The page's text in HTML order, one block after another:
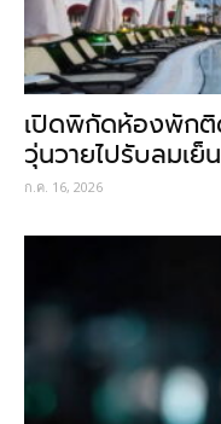
เปิดพิกัดห้องพักติ
วุ่นวายไปรับลมเย็
ก.ค. 16, 2026